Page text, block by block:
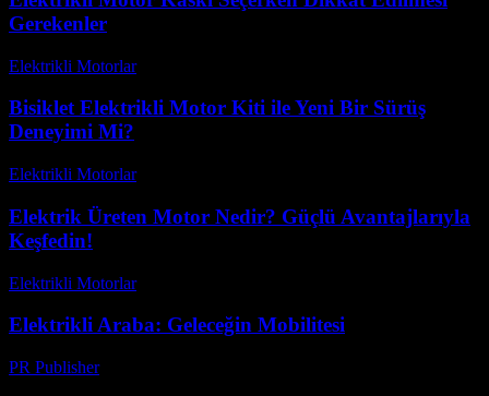
Gerekenler
Elektrikli Motorlar-
Bisiklet Elektrikli Motor Kiti ile Yeni Bir Sürüş
Deneyimi Mi?
Elektrikli Motorlar-
Elektrik Üreten Motor Nedir? Güçlü Avantajlarıyla
Keşfedin!
Elektrikli Motorlar-
Elektrikli Araba: Geleceğin Mobilitesi
PR Publisher-